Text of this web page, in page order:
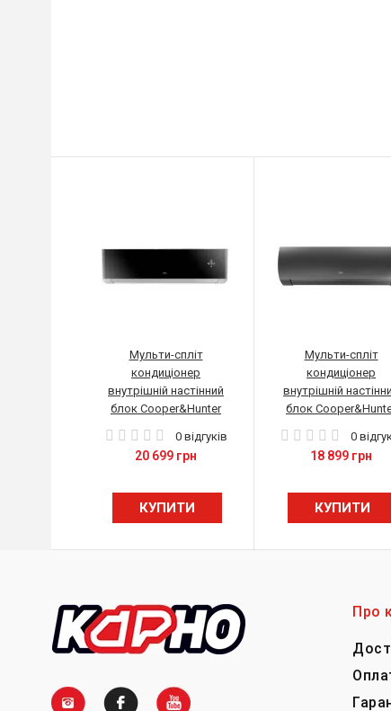
Мульти-спліт
кондиціонер
внутрішній настінний
блок Cooper&Hunter
"SUPREME
CONTINENTAL" CH-
S18FTXAL-BL(I)
0 відгуків
20 699 грн
КУПИТИ
Мульти-спліт
кондиціонер
внутрішній
блок
CH-S09FTXD-BL(I)
0
18 899 грн
КУПИТИ
Про